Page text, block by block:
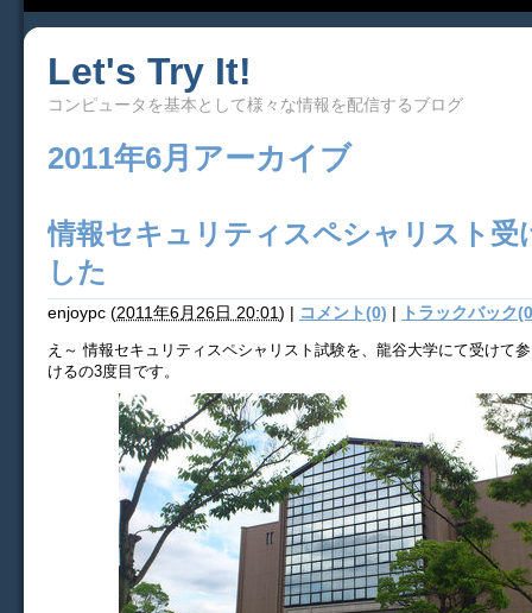
Let's Try It!
コンピュータを基本として様々な情報を配信するブログ
2011年6月アーカイブ
情報セキュリティスペシャリスト受
した
enjoypc (2011年6月26日 20:01) | コメント(0) | トラックバック
え～ 情報セキュリティスペシャリスト試験を、龍谷大学にて受けて
けるの3度目です。